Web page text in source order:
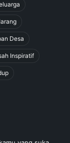
Desa
Inspiratif